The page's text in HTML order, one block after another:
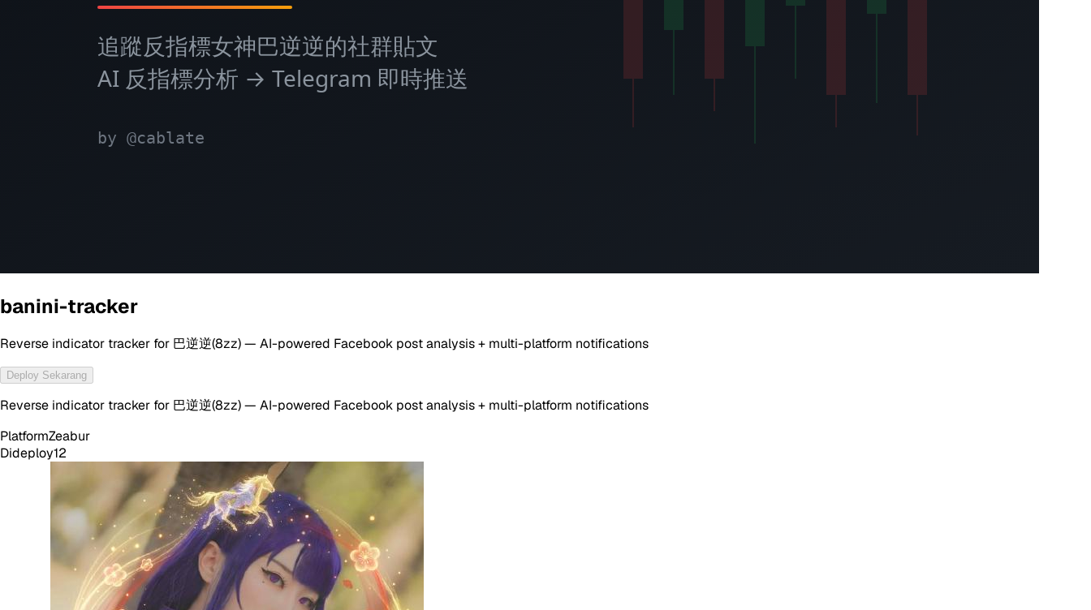
banini-tracker
Reverse indicator tracker for 巴逆逆(8zz) — AI-powered Facebook post analysis + multi-platform notifications
Deploy Sekarang
Reverse indicator tracker for 巴逆逆(8zz) — AI-powered Facebook post analysis + multi-platform notifications
PlatformZeabur
Dideploy12